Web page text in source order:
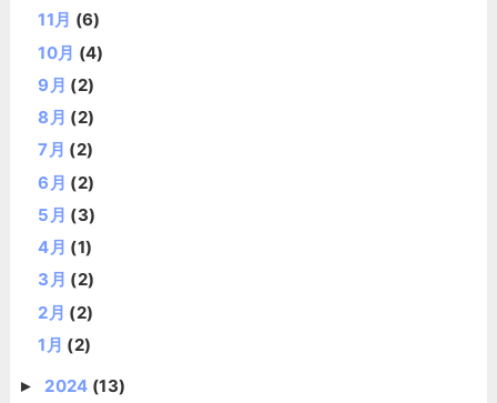
11月 (6)
10月 (4)
9月 (2)
8月 (2)
7月 (2)
6月 (2)
5月 (3)
4月 (1)
3月 (2)
2月 (2)
1月 (2)
► 2024 (13)